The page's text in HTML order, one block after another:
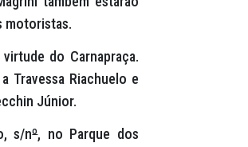
motoristas.
do Carnapraça.
Travessa Riachuelo e
Júnior.
s/nº, no Parque dos